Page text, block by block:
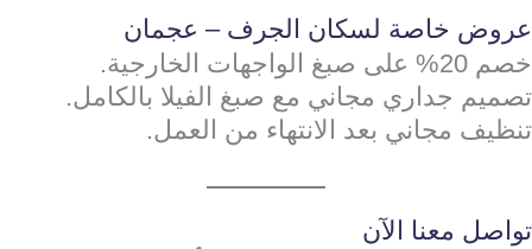
عروض خاصة لسكان الجرف – عجمان
خصم 20% على صبغ الواجهات الخارجية.
تصميم جداري مجاني مع صبغ الفيلا بالكامل.
تنظيف مجاني بعد الانتهاء من العمل.
تواصل معنا الآن